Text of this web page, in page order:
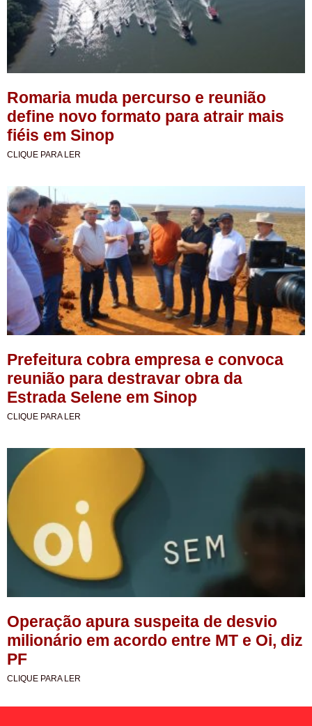
Romaria muda percurso e reunião
define novo formato para atrair mais
fiéis em Sinop
CLIQUE PARA LER
Prefeitura cobra empresa e convoca
reunião para destravar obra da
Estrada Selene em Sinop
CLIQUE PARA LER
Operação apura suspeita de desvio
milionário em acordo entre MT e Oi, diz
PF
CLIQUE PARA LER